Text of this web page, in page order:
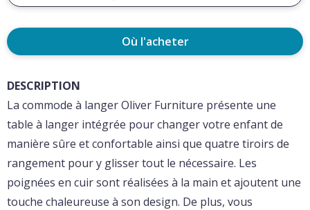
Où l'acheter
DESCRIPTION
La commode à langer Oliver Furniture présente une
table à langer intégrée pour changer votre enfant de
manière sûre et confortable ainsi que quatre tiroirs de
rangement pour y glisser tout le nécessaire. Les
poignées en cuir sont réalisées à la main et ajoutent une
touche chaleureuse à son design. De plus, vous